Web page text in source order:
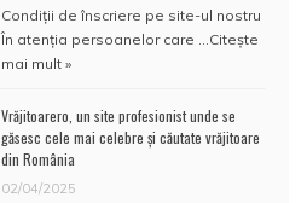
Condiţii de înscriere pe site-ul nostru
În atenţia persoanelor care … Citește
mai mult »
Vrăjitoarero, un site profesionist unde se
găsesc cele mai celebre și căutate vrăjitoare
din România
02/04/2025